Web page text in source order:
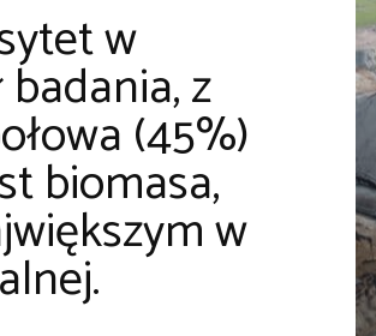
w
z
(45%)
biomasa,
w